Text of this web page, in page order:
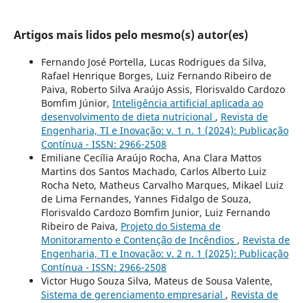
Artigos mais lidos pelo mesmo(s) autor(es)
Fernando José Portella, Lucas Rodrigues da Silva,
Rafael Henrique Borges, Luiz Fernando Ribeiro de
Paiva, Roberto Silva Araújo Assis, Florisvaldo Cardozo
Bomfim Júnior, Inteligência artificial aplicada ao
desenvolvimento de dieta nutricional , Revista de
Engenharia, TI e Inovação: v. 1 n. 1 (2024): Publicação
Contínua - ISSN: 2966-2508
Emiliane Cecília Araújo Rocha, Ana Clara Mattos
Martins dos Santos Machado, Carlos Alberto Luiz
Rocha Neto, Matheus Carvalho Marques, Mikael Luiz
de Lima Fernandes, Yannes Fidalgo de Souza,
Florisvaldo Cardozo Bomfim Junior, Luiz Fernando
Ribeiro de Paiva, Projeto do Sistema de
Monitoramento e Contenção de Incêndios , Revista de
Engenharia, TI e Inovação: v. 2 n. 1 (2025): Publicação
Contínua - ISSN: 2966-2508
Victor Hugo Souza Silva, Mateus de Sousa Valente,
Sistema de gerenciamento empresarial , Revista de